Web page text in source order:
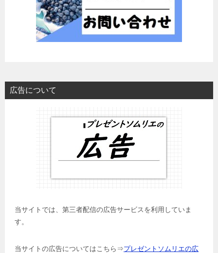
広告について
当サイトでは、第三者配信の広告サービスを利用していま
す。
当サイトの広告についてはこちら⇒プレゼントソムリエの広